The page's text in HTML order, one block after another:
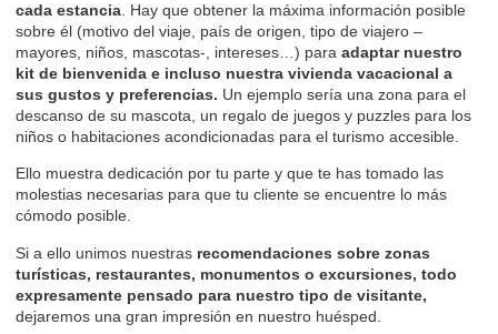
cada estancia . Hay que obtener la máxima información posible
sobre él (motivo del viaje, país de origen, tipo de viajero –
mayores , niños, mascotas-, intereses…) para adaptar nuestro
kit de bienvenida e incluso nuestra vivienda vacacional a
sus gustos y preferencias. Un ejemplo sería una zona para el
descanso de su mascota, un regalo de juegos y puzzles para los
niños o habitaciones acondicionadas para el turismo accesible
Ello muestra dedicación por tu parte y que te has tomado las
molestias necesarias para que tu cliente se encuentre lo más
cómodo posible.
Si a ello unimos nuestras recomendaciones sobre zonas
turísticas, restaurantes, monumentos o excursiones, todo
expresamente pensado para nuestro tipo de visitante,
dejaremos una gran impresión en nuestro huésped.